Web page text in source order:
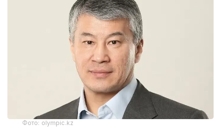
Фото: olympic.kz